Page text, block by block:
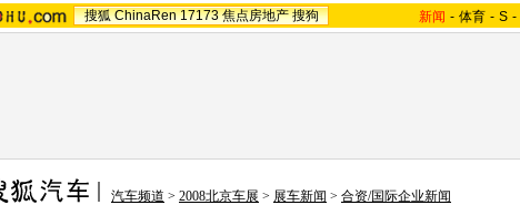
搜狐 ChinaRen 17173 焦点房地产 搜狗 新闻 - 体育 - S -
汽车频道 > 2008北京车展 > 展车新闻 > 合资/国际企业新闻